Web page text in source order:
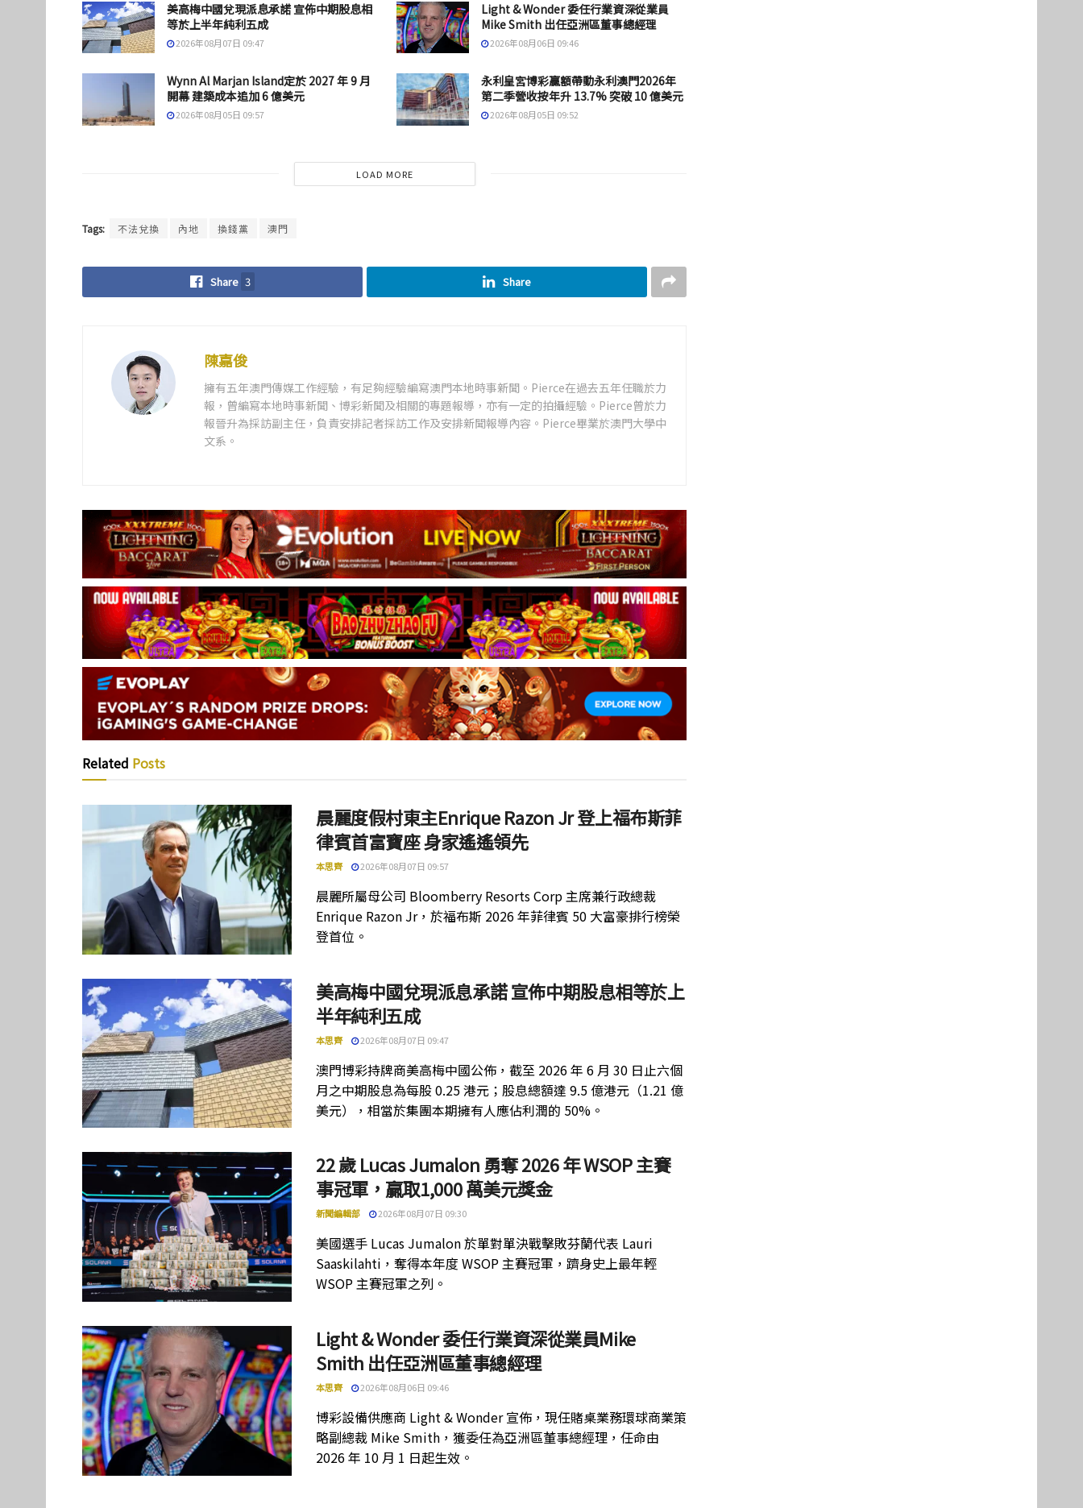
美高梅中國兌現派息承諾 宣佈中期股息相
等於上半年純利五成
2026年08月07日 09:47
Light & Wonder 委任行業資深從業員
Mike Smith 出任亞洲區董事總經理
2026年08月06日 09:46
Wynn Al Marjan Island定於 2027 年 9 月
開幕 建築成本追加 6 億美元
2026年08月05日 09:57
永利皇宮博彩贏額帶動永利澳門2026年
第二季營收按年升 13.7% 突破 10 億美元
2026年08月05日 09:52
LOAD MORE
Tags: 不法兌換 內地 換錢黨 澳門
Share 3 Share
陳嘉俊
擁有五年澳門傳媒工作經驗，有足夠經驗編寫澳門本地時事新聞。Pierce在過去五年任職於力
報，曾編寫本地時事新聞、博彩新聞及相關的專題報導，亦有一定的拍攝經驗。Pierce曾於力
報晉升為採訪副主任，負責安排記者採訪工作及安排新聞報導內容。Pierce畢業於澳門大學中
文系。
Related Posts
晨麗度假村東主Enrique Razon Jr 登上福布斯菲
律賓首富寶座 身家遙遙領先
本思齊 2026年08月07日 09:57
晨麗所屬母公司 Bloomberry Resorts Corp 主席兼行政總裁
Enrique Razon Jr，於福布斯 2026 年菲律賓 50 大富豪排行榜榮
登首位。
美高梅中國兌現派息承諾 宣佈中期股息相等於上
半年純利五成
本思齊 2026年08月07日 09:47
澳門博彩持牌商美高梅中國公佈，截至 2026 年 6 月 30 日止六個
月之中期股息為每股 0.25 港元；股息總額達 9.5 億港元（1.21 億
美元），相當於集團本期擁有人應佔利潤的 50%。
22 歲 Lucas Jumalon 勇奪 2026 年 WSOP 主賽
事冠軍，贏取1,000 萬美元獎金
新聞編輯部 2026年08月07日 09:30
美國選手 Lucas Jumalon 於單對單決戰擊敗芬蘭代表 Lauri
Saaskilahti，奪得本年度 WSOP 主賽冠軍，躋身史上最年輕
WSOP 主賽冠軍之列。
Light & Wonder 委任行業資深從業員Mike
Smith 出任亞洲區董事總經理
本思齊 2026年08月06日 09:46
博彩設備供應商 Light & Wonder 宣佈，現任賭桌業務環球商業策
略副總裁 Mike Smith，獲委任為亞洲區董事總經理，任命由
2026 年 10 月 1 日起生效。